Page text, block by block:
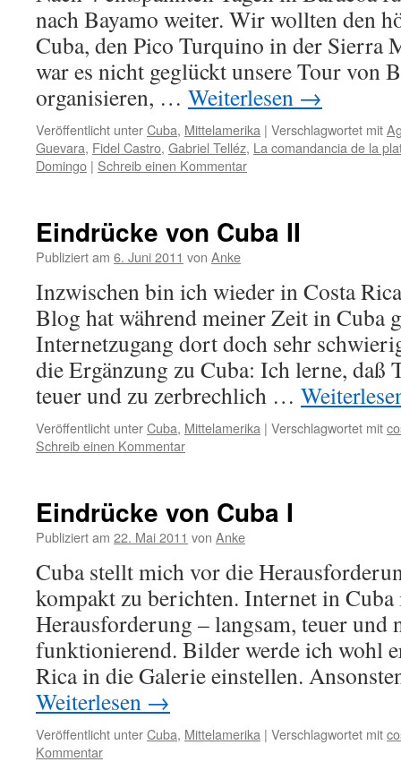
nach Bayamo weiter. Wir wollten den
Cuba, den Pico Turquino in der Sierra
war es nicht geglückt unsere Tour von
organisieren, … Weiterlesen →
Veröffentlicht unterCuba, Mittelamerika | Verschlagwortet mit
Guevara, Fidel Castro, Gabriel Telléz, La comandancia de la
Domingo | Schreib einen Kommentar
Eindrücke von Cuba II
Publiziert am 6. Juni 2011 von Anke
Inzwischen bin ich wieder in Costa
Blog hat während meiner Zeit in Cuba
Internetzugang dort doch sehr
die Ergänzung zu Cuba: Ich lerne, daß
teuer und zu zerbrechlich …
Veröffentlicht unterCuba, Mittelamerika | Verschlagwortet mit
Schreib einen Kommentar
Eindrücke von Cuba I
Publiziert am 22. Mai 2011 von Anke
Cuba stellt mich vor die
kompakt zu berichten. Internet in Cuba
Herausforderung – langsam, teuer und
funktionierend. Bilder werde ich wohl
Rica in die Galerie einstellen.
Weiterlesen →
Veröffentlicht unterCuba, Mittelamerika | Verschlagwortet mit
Kommentar